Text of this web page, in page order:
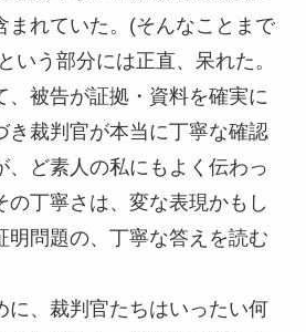
まれていた。(そんなことまで
いう部分には正直、呆れた。
、被告が証拠・資料を確実に
き裁判官が本当に丁寧な確認
、ど素人の私にもよく伝わっ
の丁寧さは、変な表現かもし
明問題の、丁寧な答えを読む
に、裁判官たちはいったい何